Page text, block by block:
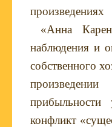
«Анна
наблюдения и
собственного
прибыльности
конфликт